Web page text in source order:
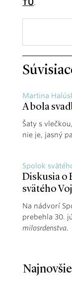
TU.
Martina
A bola
Šaty s
nie je, jasný
Spolok
Diskusia o
svätého
Na nádvorí
prebehla 30.
milosrdenstva.